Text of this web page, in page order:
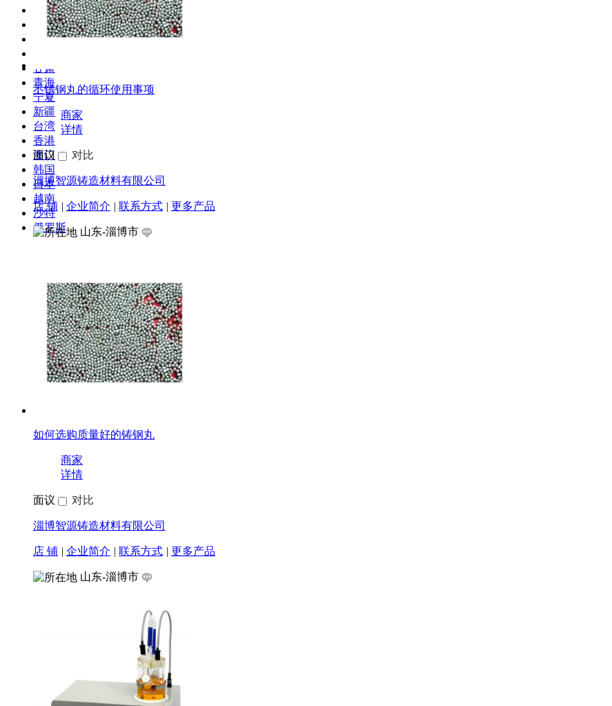
贵州
云南
西藏
甘肃
青海
宁夏
新疆
台湾
香港
澳门
韩国
日本
越南
沙特
俄罗斯
不锈钢丸的循环使用事项
商家
详情
面议 对比
淄博智源铸造材料有限公司
店 铺 | 企业简介 | 联系方式 | 更多产品
山东-淄博市
如何选购质量好的铸钢丸
商家
详情
面议 对比
淄博智源铸造材料有限公司
店 铺 | 企业简介 | 联系方式 | 更多产品
山东-淄博市